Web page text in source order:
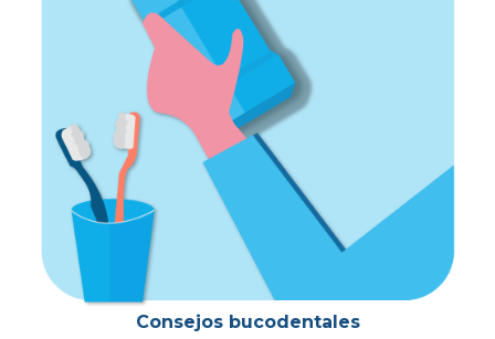
Consejos bucodentales